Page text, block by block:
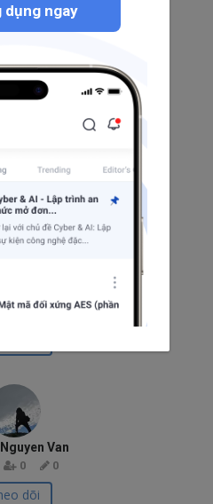
0 0
dõi
Văn
Van
0 0
dõi
dụng ngay